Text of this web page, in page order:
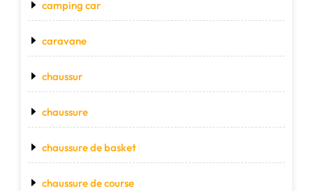
camping car
caravane
chaussur
chaussure
chaussure de basket
chaussure de course